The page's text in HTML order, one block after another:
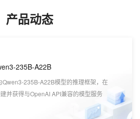
产品动态
235B-A22B
235B-A22B模型的推理框架，在
并获得与OpenAI API兼容的模型服务